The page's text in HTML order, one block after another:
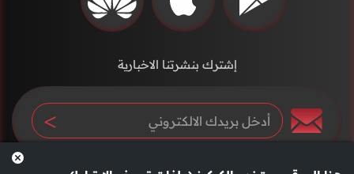
إشترك بنشرتنا الاخبارية